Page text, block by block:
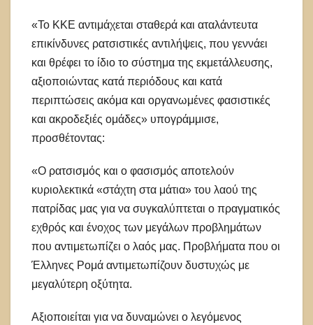
«Το ΚΚΕ αντιμάχεται σταθερά και αταλάντευτα
επικίνδυνες ρατσιστικές αντιλήψεις, που γεννάει
και θρέφει το ίδιο το σύστημα της εκμετάλλευσης,
αξιοποιώντας κατά περιόδους και κατά
περιπτώσεις ακόμα και οργανωμένες φασιστικές
και ακροδεξιές ομάδες» υπογράμμισε,
προσθέτοντας:
«Ο ρατσισμός και ο φασισμός αποτελούν
κυριολεκτικά «στάχτη στα μάτια» του λαού της
πατρίδας μας για να συγκαλύπτεται ο πραγματικός
εχθρός και ένοχος των μεγάλων προβλημάτων
που αντιμετωπίζει ο λαός μας. Προβλήματα που οι
Έλληνες Ρομά αντιμετωπίζουν δυστυχώς με
μεγαλύτερη οξύτητα.
Αξιοποιείται για να δυναμώνει ο λεγόμενος